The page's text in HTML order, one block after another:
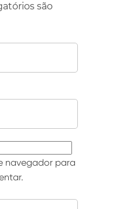
são
navegador para